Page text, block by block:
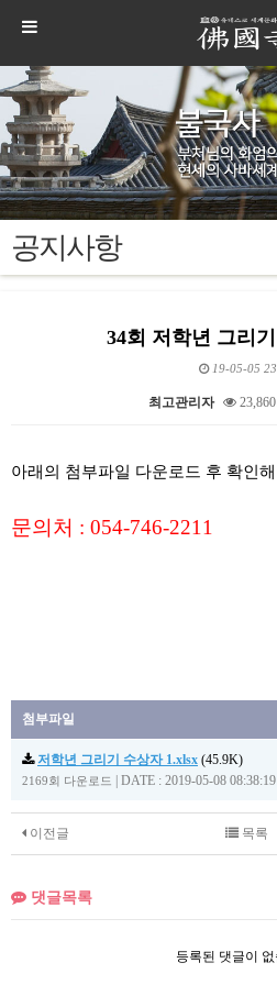
공지사항
34회 저학년 그리
19-05-05
최고관리자 23,860
아래의 첨부파일 다운로드 후 확인
문의처 : 054-746-2211
첨부파일
저학년 그리기 수상자 1.xlsx (45.9K)
2169회 다운로드 DATE : 2019-05-08 08:38:19
이전글 목록
댓글목록
등록된 댓글이